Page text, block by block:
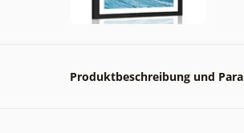
Produktbeschreibung und